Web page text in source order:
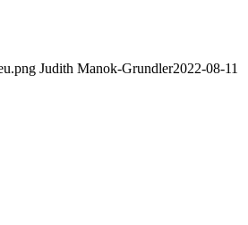
Judith Manok-Grundler2022-08-11